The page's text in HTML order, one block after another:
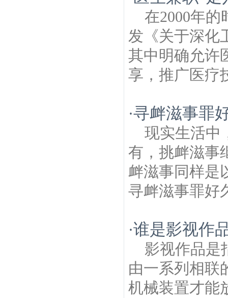
在2000年
发《关于深化
其中明确允许
享，推广医疗
·寻衅滋事罪
现实生活中
有，挑衅滋事
衅滋事同样是
寻衅滋事罪好
·谁是影视作
影视作品是
由一系列相联
机械装置才能